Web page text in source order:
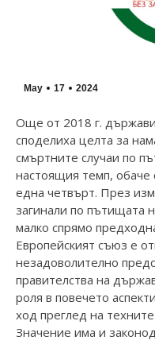
May 17 2024
Още от 2018 г.
споделиха целта за
смъртните случаи по
настоящия темп, обаче
една четвърт. През
загинали по пътищата
малко спрямо
Европейският съюз е
незадоволително
правителства на
роля в повечето
ход преглед на
Значение има и